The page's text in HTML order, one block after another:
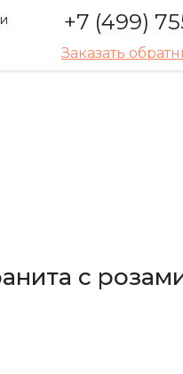
+7 (499)
Заказать
с